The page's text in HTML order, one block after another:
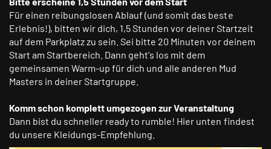
Für einen reibungslosen Ablauf (und somit das beste
Erlebnis!), bitten wir dich, 1,5 Stunden vor deiner Startzeit
auf dem Parkplatz zu sein. Sei bitte 20 Minuten vor deinem
Start am Startbereich. Dann geht's los mit dem
gemeinsamen Warm-up für dich und alle anderen Mud
Masters in deiner Startgruppe.
Komm schon komplett umgezogen zur Veranstaltung
Dann bist du schneller ready to rumble! Hier unten findest
du unsere Kleidungs-Empfehlung.